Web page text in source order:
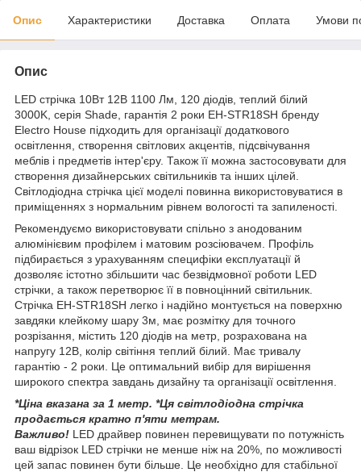
Опис Характеристики Доставка Оплата Умови
Опис
LED стрічка 10Вт 12В 1100 Лм, 120 діодів, теплий білий
3000K, серія Shade, гарантія 2 роки EH-STR18SH бренду
Electro House підходить для організації додаткового
освітлення, створення світлових акцентів, підсвічування
меблів і предметів інтер'єру. Також її можна застосовувати для
створення дизайнерських світильників та інших цілей.
Світлодіодна стрічка цієї моделі повинна використовуватися в
приміщеннях з нормальним рівнем вологості та запиленості.
Рекомендуємо використовувати спільно з анодованим
алюмінієвим профілем і матовим розсіювачем. Профіль
підбирається з урахуванням специфіки експлуатації й
дозволяє істотно збільшити час безвідмовної роботи LED
стрічки, а також перетворює її в повноцінний світильник.
Стрічка EH-STR18SH легко і надійно монтується на поверхню
завдяки клейкому шару 3м, має розмітку для точного
розрізання, містить 120 діодів на метр, розрахована на
напругу 12В, колір світіння теплий білий. Має тривалу
гарантію - 2 роки. Це оптимальний вибір для вирішення
широкого спектра завдань дизайну та організації освітлення.
*Ціна вказана за 1 метр. *Ця світлодіодна стрічка
продається кратно п'яти метрам.
Важливо! LED драйвер повинен перевищувати по потужність
ваш відрізок LED стрічки не менше ніж на 20%, по можливості
цей запас повинен бути більше. Це необхідно для стабільної